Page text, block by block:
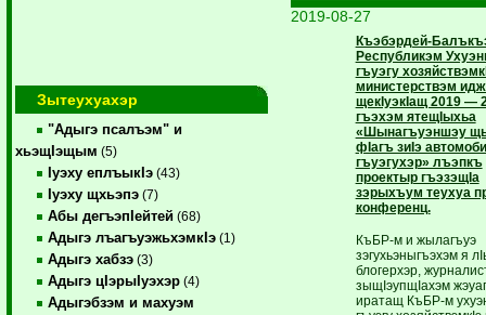
Зытеухуахэр
"Адыгэ псалъэм" и
хьэщIэщым (5)
Iуэху еплъыкIэ (43)
Iуэху щхьэпэ (7)
Абы дегъэпIейтей (68)
Адыгэ лъагъуэжьхэмкIэ (1)
Адыгэ хабзэ (3)
Адыгэ цIэрыIуэхэр (4)
Адыгэбзэм и махуэм
2019-08-27
Къэбэрдей-
Республикэм
гъуэгу
министерствэм
щекIуэкIащ 2019 —
гъэхэм ятещIыхьа
«Шынагъуэншэу
фIагъ зиIэ
гъуэгухэр» лъэпкъ
проектыр гъэзэщIа
зэрыхъум теухуа
конференц.
КъБР-м и жылагъуэ
зэгухьэныгъэхэм я
блогерхэр,
зыщIэупщIахэм
иратащ КъБР-м